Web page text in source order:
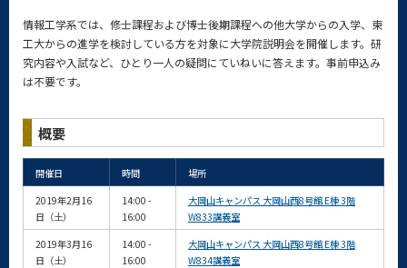
情報工学系では、修士課程および博士後期課程への他大学からの入学、東
工大からの進学を検討している方を対象に大学院説明会を開催します。研
究内容や入試など、ひとり一人の疑問にていねいに答えます。事前申込み
は不要です。
概要
開催日 時間
場所
2019年2月16
日（土）
14:00 -
16:00
大岡山キャンパス 大岡山西8号館 E棟 3階
W833講義室
2019年3月16
日（土）
14:00 -
16:00
大岡山キャンパス 大岡山西8号館 E棟 3階
W834講義室